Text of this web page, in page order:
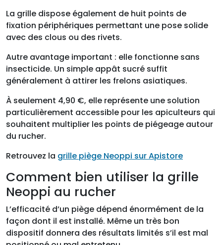
La grille dispose également de huit points de
fixation périphériques permettant une pose solide
avec des clous ou des rivets.
Autre avantage important : elle fonctionne sans
insecticide. Un simple appât sucré suffit
généralement à attirer les frelons asiatiques.
À seulement 4,90 €, elle représente une solution
particulièrement accessible pour les apiculteurs qui
souhaitent multiplier les points de piégeage autour
du rucher.
Retrouvez la grille piège Neoppi sur Apistore
Comment bien utiliser la grille
Neoppi au rucher
L’efficacité d’un piège dépend énormément de la
façon dont il est installé. Même un très bon
dispositif donnera des résultats limités s’il est mal